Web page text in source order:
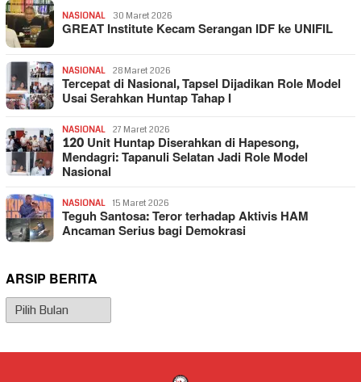
NASIONAL 30 Maret 2026
GREAT Institute Kecam Serangan IDF ke UNIFIL
NASIONAL 28 Maret 2026
Tercepat di Nasional, Tapsel Dijadikan Role Model
Usai Serahkan Huntap Tahap I
NASIONAL 27 Maret 2026
120 Unit Huntap Diserahkan di Hapesong,
Mendagri: Tapanuli Selatan Jadi Role Model
Nasional
NASIONAL 15 Maret 2026
Teguh Santosa: Teror terhadap Aktivis HAM
Ancaman Serius bagi Demokrasi
ARSIP BERITA
Arsip
Berita